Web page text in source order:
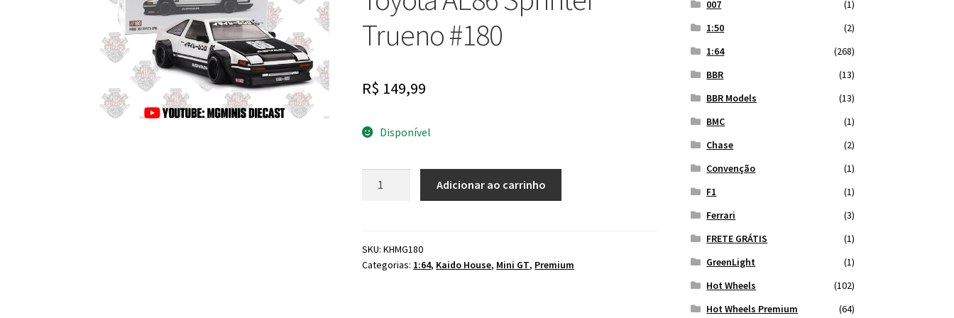
Trueno #180
R$ 149,99
Disponível
House
Toyota
Adicionar ao carrinho
SKU:KHMG180
Categorias: 1:64, Kaido House, Mini GT, Premium
007
(1)
1:50
(2)
1:64
(268)
BBR
(13)
BBR Models
(13)
BMC
(1)
Chase
(2)
Convenção
(1)
F1
(1)
Ferrari
(3)
FRETE GRÁTIS
(1)
GreenLight
(1)
Hot Wheels
(102)
Hot Wheels Premium
(64)